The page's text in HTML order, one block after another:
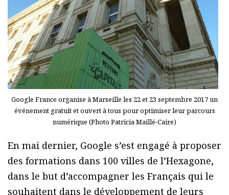
Google France organise à Marseille les 22 et 23 septembre 2017 un
événement gratuit et ouvert à tous pour optimiser leur parcours
numérique (Photo Patricia Maillé-Caire)
En mai dernier, Google s’est engagé à proposer
des formations dans 100 villes de l’Hexagone,
dans le but d’accompagner les Français qui le
souhaitent dans le développement de leurs